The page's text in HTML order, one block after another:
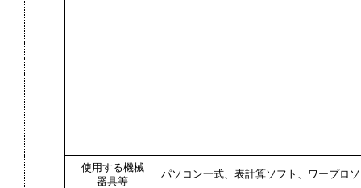
使用する機械
器具等
パソコン一式、表計算ソフト、ワープロ